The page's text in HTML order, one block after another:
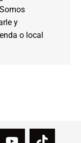
y
o local